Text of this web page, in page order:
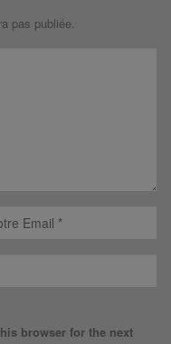
pas publiée.
browser for the next